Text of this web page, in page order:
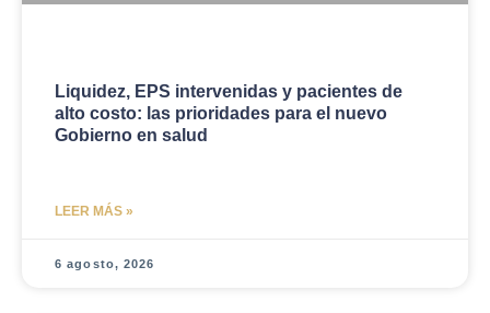
Liquidez, EPS intervenidas y pacientes de
alto costo: las prioridades para el nuevo
Gobierno en salud
LEER MÁS »
6 agosto, 2026